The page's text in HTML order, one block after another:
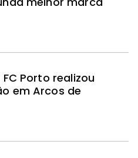
Porto realizou
em Arcos de